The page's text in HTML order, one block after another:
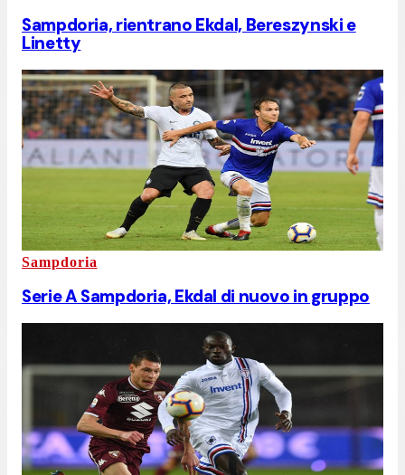
Sampdoria, rientrano Ekdal, Bereszynski e
Linetty
Sampdoria
Serie A Sampdoria, Ekdal di nuovo in gruppo